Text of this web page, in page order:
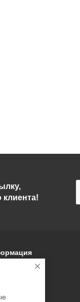
клиента!